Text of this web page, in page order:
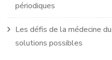
périodiques
Les défis de la médecine
solutions possibles